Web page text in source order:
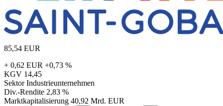
85,54 EUR
+ 0,62 EUR +0,73 %
KGV 14,45
Sektor Industrieunternehmen
Div.-Rendite 2,83 %
Marktkapitalisierung 40,92 Mrd. EUR